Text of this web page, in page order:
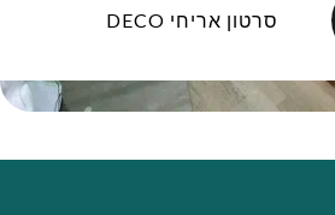
סרטון אריחי DECO